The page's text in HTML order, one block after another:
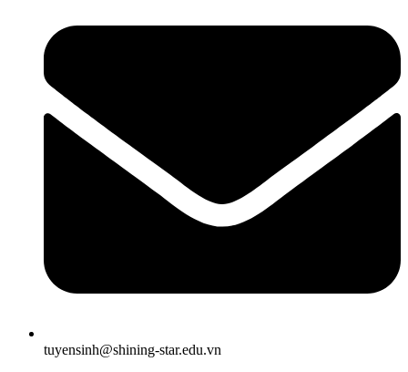
tuyensinh@shining-star.edu.vn